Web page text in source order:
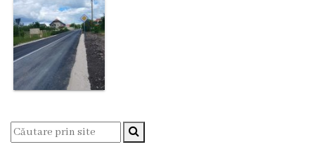
finalizate
Instituții
subordonate
vacante